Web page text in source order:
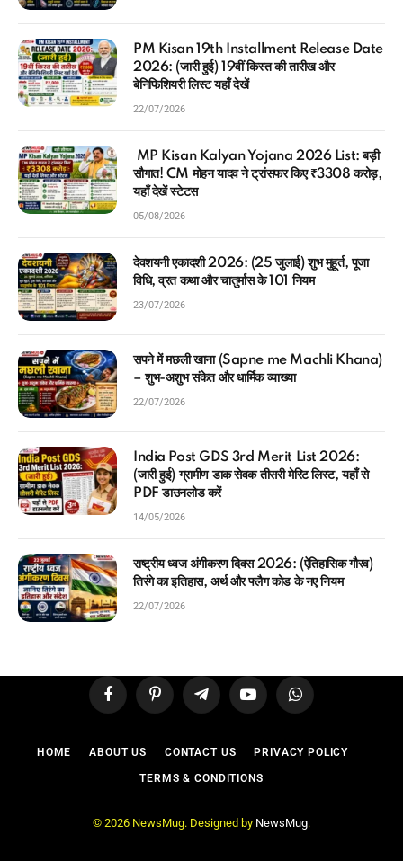
PM Kisan 19th Installment Release Date
2026: (जारी हुई) 19वीं किस्त की तारीख और
बेनिफिशियरी लिस्ट यहाँ देखें
22/07/2026
MP Kisan Kalyan Yojana 2026 List: बड़ी
सौगात! CM मोहन यादव ने ट्रांसफर किए ₹3308 करोड़,
यहाँ देखें स्टेटस
05/08/2026
देवशयनी एकादशी 2026: (25 जुलाई) शुभ मुहूर्त, पूजा
विधि, व्रत कथा और चातुर्मास के 101 नियम
23/07/2026
सपने में मछली खाना (Sapne me Machli Khana)
– शुभ-अशुभ संकेत और धार्मिक व्याख्या
22/07/2026
India Post GDS 3rd Merit List 2026:
(जारी हुई) ग्रामीण डाक सेवक तीसरी मेरिट लिस्ट, यहाँ से
PDF डाउनलोड करें
14/05/2026
राष्ट्रीय ध्वज अंगीकरण दिवस 2026: (ऐतिहासिक गौरव)
तिरंगे का इतिहास, अर्थ और फ्लैग कोड के नए नियम
22/07/2026
FacebookPinterest TelegramYouTubeWhatsApp
HOME ABOUT US CONTACT US PRIVACY POLICY
TERMS & CONDITIONS
© 2026 NewsMug. Designed by NewsMug.